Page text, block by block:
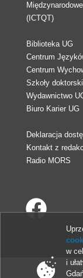
(ICTQT)
Biblioteka UG
Centrum
Centrum
Szkoły
Wydawnictwo
Biuro Karier UG
Deklaracja
Kontakt z
Radio MORS
©
w
i